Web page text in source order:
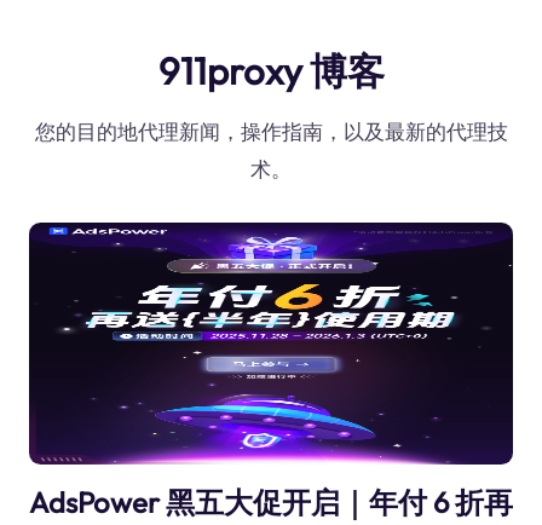
911proxy 博客
您的目的地代理新闻，操作指南，以及最新的代理技
术。
AdsPower 黑五大促开启｜年付 6 折再